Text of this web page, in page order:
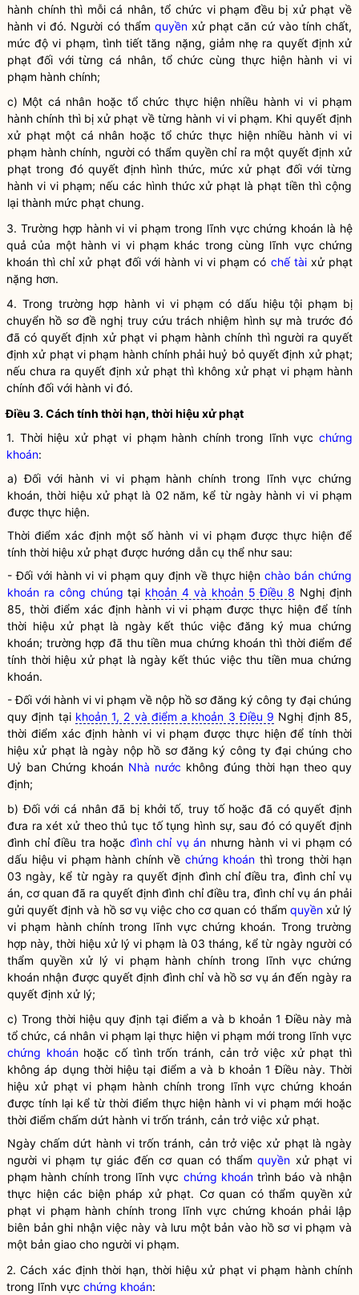
hành chính thì mỗi cá nhân, tổ chức vi phạm đều bị xử phạt về
hành vi đó. Người có thẩm quyềnxử phạt căn cứ vào tính chất,
mức độ vi phạm, tình tiết tăng nặng, giảm nhẹ ra quyết định xử
phạt đối với từng cá nhân, tổ chức cùng thực hiện hành vi vi
phạm hành chính;
c) Một cá nhân hoặc tổ chức thực hiện nhiều hành vi vi phạm
hành chính thì bị xử phạt về từng hành vi vi phạm. Khi quyết định
xử phạt một cá nhân hoặc tổ chức thực hiện nhiều hành vi vi
phạm hành chính, người có thẩm quyềnchỉ ra một quyết định xử
phạt trong đó quyết định hình thức, mức xử phạt đối với từng
hành vi vi phạm; nếu các hình thức xử phạt là phạt tiền thì cộng
lại thành mức phạt chung.
3. Trường hợp hành vi vi phạm trong lĩnh vựcchứng khoán là hệ
quả của một hành vi vi phạm khác trong cùng lĩnh vực chứng
khoán thì chỉ xử phạt đối với hành vi vi phạm có chế tàixử phạt
nặng hơn.
4. Trong trường hợp hành vi vi phạm có dấu hiệu tội phạm bị
chuyển hồ sơ đề nghị truy cứu trách nhiệm hình sự mà trước đó
đã có quyết định xử phạt vi phạm hành chính thì người ra quyết
định xử phạt vi phạm hành chính phải huỷ bỏ quyết định xử phạt;
nếu chưa ra quyết định xử phạt thì không xử phạt vi phạm hành
chính đối với hành vi đó.
Điều 3. Cách tính thời hạn, thời hiệu xử phạt
1. Thời hiệu xử phạt vi phạm hành chính trong lĩnh vực chứng
khoán:
a) Đối với hành vi vi phạm hành chính trong lĩnh vực chứng
khoán, thời hiệu xử phạt là 02 năm, kể từ ngày hành vi vi phạm
được thực hiện.
Thời điểm xác định một số hành vi vi phạm được thực hiện để
tính thời hiệu xử phạt được hướng dẫn cụ thể như sau:
- Đối với hành vi vi phạm quy định về thực hiệnchào bán chứng
khoán ra công chúng tại khoản 4 và khoản 5 Điều 8 Nghị định
85, thời điểm xác định hành vi vi phạm được thực hiện để tính
thời hiệu xử phạt là ngày kết thúc việc đăng ký mua chứng
khoán; trường hợp đã thu tiền mua chứng khoán thì thời điểm để
tính thời hiệu xử phạt là ngày kết thúc việc thu tiền mua chứng
khoán.
- Đối với hành vi vi phạm về nộp hồ sơ đăng ký công ty đại chúng
quy định tại khoản 1, 2 và điểm a khoản 3 Điều 9 Nghị định 85,
thời điểm xác định hành vi vi phạm được thực hiện để tính thời
hiệu xử phạt là ngày nộp hồ sơ đăng ký công ty đại chúng cho
Uỷ ban Chứng khoán Nhà nước không đúng thời hạn theo quy
định;
b) Đối với cá nhân đã bị khởi tố, truy tố hoặc đã có quyết định
đưa ra xét xử theo thủ tục tố tụng hình sự, sau đó có quyết định
đình chỉ điều tra hoặc đình chỉ vụ án nhưng hành vi vi phạm có
dấu hiệu vi phạm hành chính về chứng khoán thì trong thời hạn
03 ngày, kể từ ngày ra quyết định đình chỉ điều tra, đình chỉ vụ
án, cơ quan đã ra quyết định đình chỉ điều tra, đình chỉ vụ ánphải
gửi quyết định và hồ sơ vụ việc cho cơ quan có thẩm quyềnxử lý
vi phạm hành chính trong lĩnh vựcchứng khoán. Trong trường
hợp này, thời hiệu xử lý vi phạm là 03 tháng, kể từ ngày người có
thẩm quyềnxử lý vi phạm hành chính trong lĩnh vựcchứng
khoán nhận được quyết định đình chỉ và hồ sơ vụ án đến ngày ra
quyết định xử lý;
c) Trong thời hiệu quy định tại điểm a và b khoản 1 Điều này mà
tổ chức, cá nhân vi phạm lại thực hiện vi phạm mới trong lĩnh vực
chứng khoánhoặc cố tình trốn tránh, cản trở việc xử phạt thì
không áp dụng thời hiệu tại điểm a và b khoản 1 Điều này. Thời
hiệu xử phạt vi phạm hành chính trong lĩnh vựcchứng khoán
được tính lại kể từ thời điểm thực hiện hành vi vi phạm mới hoặc
thời điểm chấm dứt hành vi trốn tránh, cản trở việc xử phạt.
Ngày chấm dứt hành vi trốn tránh, cản trở việc xử phạt là ngày
người vi phạm tự giác đến cơ quan có thẩmquyền xử phạt vi
phạm hành chính trong lĩnh vực chứng khoántrình báo và nhận
thực hiện các biện pháp xử phạt. Cơ quan có thẩm quyềnxử
phạt vi phạm hành chính trong lĩnh vực chứng khoán phải lập
biên bản ghi nhận việc này và lưu một bản vào hồ sơ vi phạm và
một bản giao cho người vi phạm.
2. Cách xác định thời hạn, thời hiệu xử phạt vi phạm hành chính
trong lĩnh vực chứng khoán: